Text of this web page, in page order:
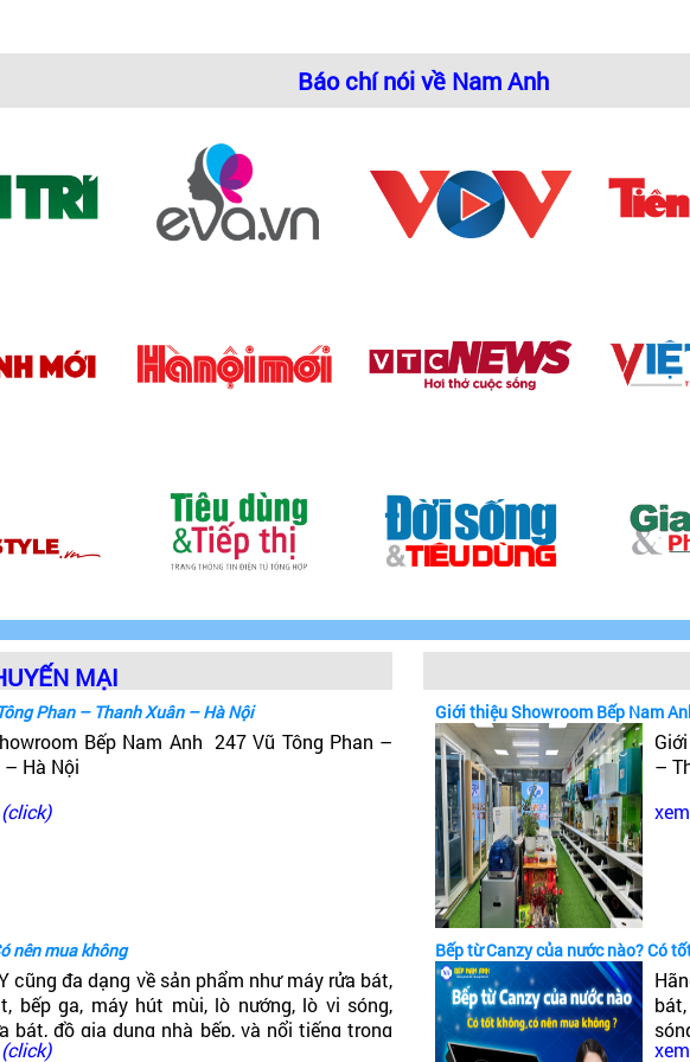
Báo chí nói về Nam Anh
MẠI
Phan – Thanh Xuân – Hà Nội
Bếp Nam Anh 247 Vũ Tông Phan –
Hà Nội
nên mua không
cũng đa dạng về sản phẩm như máy rửa bát,
bếp ga, máy hút mùi, lò nướng, lò vi sóng,
bát, đồ gia dụng nhà bếp, và nổi tiếng trong
từ Canzy. Vậy Bếp từ Canzy của nước
Giới thiệu Showroom Bếp Nam
–
Bếp từ Canzy của nước nào? Có